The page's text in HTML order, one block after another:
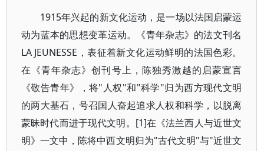
1915年兴起的新文化运动，是一场以法国启蒙运
动为蓝本的思想变革运动。《青年杂志》的法文刊名
LA JEUNESSE，表征着新文化运动鲜明的法国色彩。
在《青年杂志》创刊号上，陈独秀激越的启蒙宣言
《敬告青年》，将"人权"和"科学"归为西方现代文明
的两大基石，号召国人奋起追求人权和科学，以脱离
蒙昧时代而进于现代文明。[1]在《法兰西人与近世文
明》一文中，陈将中西文明归为"古代文明"与"近世文